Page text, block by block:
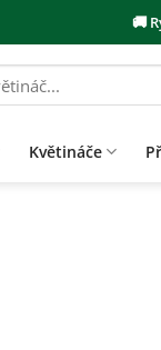
🚚
Květináče